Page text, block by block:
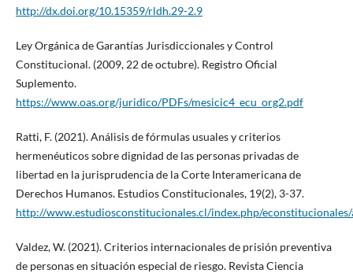
http://dx.doi.org/10.15359/rldh.29-2.9
Ley Orgánica de Garantías Jurisdiccionales y Control
Constitucional. (2009, 22 de octubre). Registro Oficial
Suplemento.
https://www.oas.org/juridico/PDFs/mesicic4_ecu_org2.pdf
Ratti, F. (2021). Análisis de fórmulas usuales y criterios
hermenéuticos sobre dignidad de las personas privadas de
libertad en la jurisprudencia de la Corte Interamericana de
Derechos Humanos. Estudios Constitucionales, 19(2), 3-37.
http://www.estudiosconstitucionales.cl/index.php/
Valdez, W. (2021). Criterios internacionales de prisión preventiva
de personas en situación especial de riesgo. Revista Ciencia